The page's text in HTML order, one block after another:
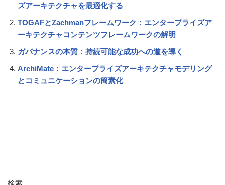
ズアーキテクチャを最適化する
TOGAFとZachmanフレームワーク：エンタープライズア
ーキテクチャコンテンツフレームワークの解明
ガバナンスの本質：持続可能な成功への道を導く
ArchiMate：エンタープライズアーキテクチャモデリング
とコミュニケーションの簡素化
検索